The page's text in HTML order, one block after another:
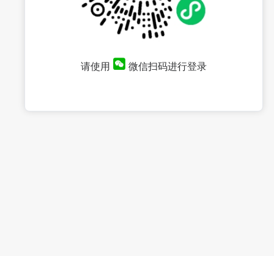
请使用 微信扫码进行登录